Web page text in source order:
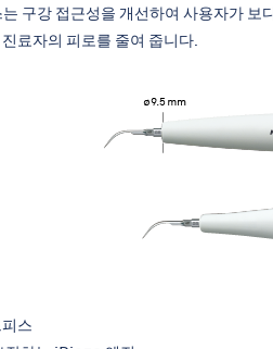
구강 접근성을 개선하여 사용자가
료자의 피로를 줄여 줍니다.
스